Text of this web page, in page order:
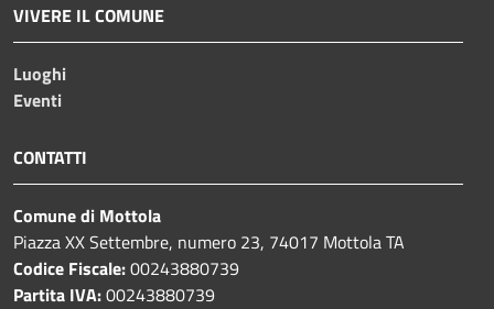
VIVERE IL COMUNE
Luoghi
Eventi
CONTATTI
Comune di Mottola
Piazza XX Settembre, numero 23, 74017 Mottola TA
Codice Fiscale:00243880739
Partita IVA:00243880739